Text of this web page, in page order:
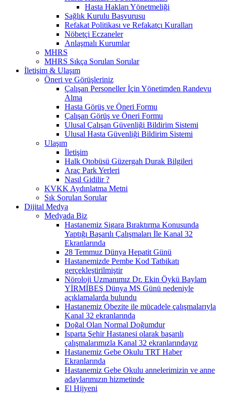
Hasta Hakları Yönetmeliği
Sağlık Kurulu Başvurusu
Refakat Politikası ve Refakatçı Kuralları
Nöbetçi Eczaneler
Anlaşmalı Kurumlar
MHRS
MHRS Sıkça Sorulan Sorular
İletişim & Ulaşım
Öneri ve Görüşleriniz
Çalışan Personeller İçin Yönetimden Randevu
Alma
Hasta Görüş ve Öneri Formu
Çalışan Görüş ve Öneri Formu
Ulusal Çalışan Güvenliği Bildirim Sistemi
Ulusal Hasta Güvenliği Bildirim Sistemi
Ulaşım
İletişim
Halk Otobüsü Güzergah Durak Bilgileri
Araç Park Yerleri
Nasıl Gidilir ?
KVKK Aydınlatma Metni
Sık Sorulan Sorular
Dijital Medya
Medyada Biz
Hastanemiz Sigara Bıraktırma Konusunda
Yaptığı Başarılı Çalışmaları İle Kanal 32
Ekranlarında
28 Temmuz Dünya Hepatit Günü
Hastanemizde Pembe Kod Tatbikatı
gerçekleştirilmiştir
Nöroloji Uzmanımız Dr. Ekin Öykü Baylam
YİRMİBEŞ Dünya MS Günü nedeniyle
açıklamalarda bulundu
Hastanemiz Obezite ile mücadele çalışmalarıyla
Kanal 32 ekranlarında
Doğal Olan Normal Doğumdur
Isparta Şehir Hastanesi olarak başarılı
çalışmalarımızla Kanal 32 ekranlarındayız
Hastanemiz Gebe Okulu TRT Haber
Ekranlarında
Hastanemiz Gebe Okulu annelerimizin ve anne
adaylarımızın hizmetinde
El Hijyeni